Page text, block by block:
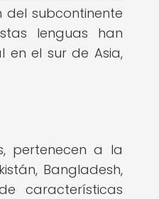
del subcontinente
lenguas han
el sur de Asia,
pertenecen a la
Bangladesh,
características